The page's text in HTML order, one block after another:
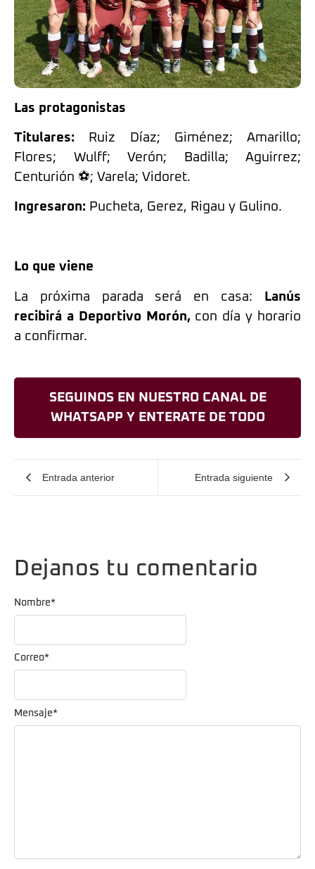
Las protagonistas
Titulares: Ruiz Díaz; Giménez; Amarillo;
Flores; Wulff; Verón; Badilla; Aguirrez;
Centurión ⚽; Varela; Vidoret.
Ingresaron: Pucheta, Gerez, Rigau y Gulino.
Lo que viene
La próxima parada será en casa:
Lanús
recibirá a Deportivo Morón, con día y horario
a confirmar.
SEGUINOS EN NUESTRO CANAL DE
WHATSAPP Y ENTERATE DE TODO
Entrada anterior Entrada siguiente
Dejanos tu comentario
Mensaje*
Nombre*
Correo*